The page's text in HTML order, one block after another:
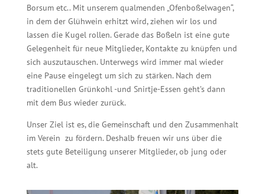
Borsum etc.. Mit unserem qualmenden „Ofenboßelwagen“,
in dem der Glühwein erhitzt wird, ziehen wir los und
lassen die Kugel rollen. Gerade das Boßeln ist eine gute
Gelegenheit für neue Mitglieder, Kontakte zu knüpfen und
sich auszutauschen. Unterwegs wird immer mal wieder
eine Pause eingelegt um sich zu stärken. Nach dem
traditionellen Grünkohl -und Snirtje-Essen geht’s dann
mit dem Bus wieder zurück.
Unser Ziel ist es, die Gemeinschaft und den Zusammenhalt
im Verein zu fördern. Deshalb freuen wir uns über die
stets gute Beteiligung unserer Mitglieder, ob jung oder
alt.